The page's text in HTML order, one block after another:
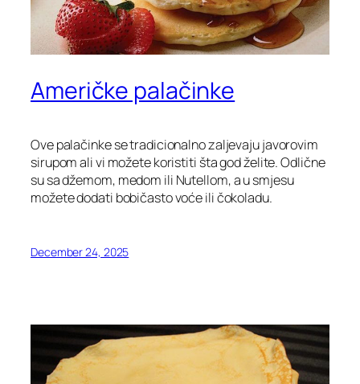
Američke palačinke
Ove palačinke se tradicionalno zaljevaju javorovim
sirupom ali vi možete koristiti šta god želite. Odlične
su sa džemom, medom ili Nutellom, a u smjesu
možete dodati bobičasto voće ili čokoladu.
December 24, 2025